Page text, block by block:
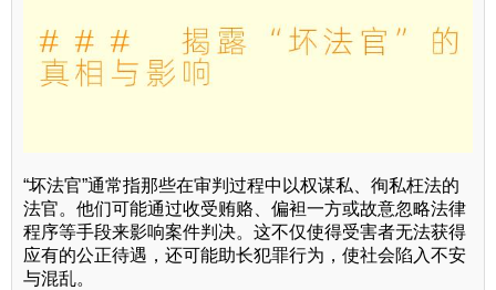
“坏法官”通常指那些在审判过程中以权谋私、徇私枉法的
法官。他们可能通过收受贿赂、偏袒一方或故意忽略法律
程序等手段来影响案件判决。这不仅使得受害者无法获得
应有的公正待遇，还可能助长犯罪行为，使社会陷入不安
与混乱。